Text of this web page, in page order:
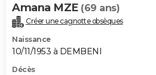
Amana MZE (69 ans)
Créer une cagnotte obsèques
Naissance
10/11/1953 à DEMBENI
Décès